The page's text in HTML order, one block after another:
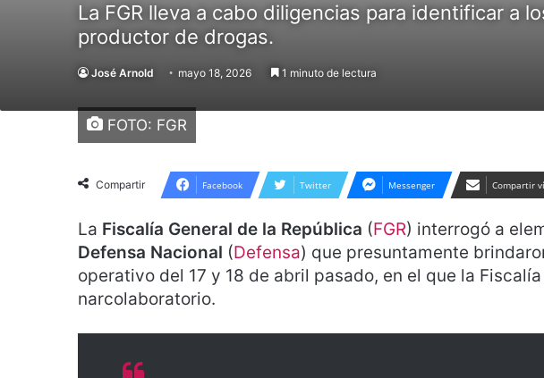
La FGR lleva a cabo diligencias para identificar a
productor de drogas.
José Arnold mayo 18, 2026 1 minuto de lectura
FOTO: FGR
Compartir Facebook Twitter Messenger Compartir
La Fiscalía General de la República (FGR) interrogó a
Defensa Nacional (Defensa) que presuntamente
operativo del 17 y 18 de abril pasado, en el que la
narcolaboratorio.